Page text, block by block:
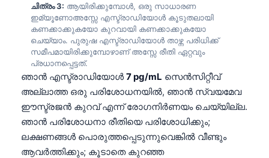
ചിത്രം 3: ആയിരിക്കുമ്പോൾ, ഒരു സാധാരണ
ഇമ്യൂണോഅസ്സേ എസ്ട്രാഡിയോൾ കൂടുതലായി
കണക്കാക്കുകയോ കുറവായി കണക്കാക്കുകയോ
ചെയ്യാം. പുരുഷ എസ്ട്രാഡിയോൾ താഴ്ന്ന പരിധിക്ക്
സമീപമായിരിക്കുമ്പോഴാണ് അസ്സേ രീതി ഏറ്റവും
പ്രധാനപ്പെട്ടത്.
ഞാൻ എസ്ട്രാഡിയോൾ 7 pg/mL സെൻസിറ്റീവ്
അല്ലാത്ത ഒരു പരിശോധനയിൽ, ഞാൻ സ്വയമേവ
ഈസ്ട്രജൻ കുറവ് എന്ന് രോഗനിർണയം ചെയ്യില്ല.
ഞാൻ പരിശോധനാ രീതിയെ പരിശോധിക്കും;
ലക്ഷണങ്ങൾ പൊരുത്തപ്പെടുന്നുവെങ്കിൽ വീണ്ടും
ആവർത്തിക്കും; കൂടാതെ കുറഞ്ഞ